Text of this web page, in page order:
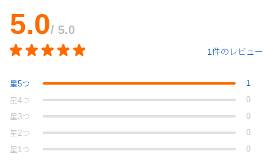
5.0/ 5.0
1件のレビュー
星5つ
1
星4つ
0
星 3つ
0
星 2つ
0
星 1つ 0